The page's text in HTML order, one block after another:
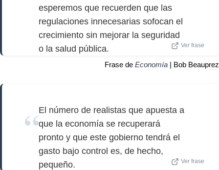
esperemos que recuerden que las
regulaciones innecesarias sofocan el
crecimiento sin mejorar la seguridad
o la salud pública.
Ver frase
Frase de Economía | Bob Beauprez
El número de realistas que apuesta a
que la economía se recuperará
pronto y que este gobierno tendrá el
gasto bajo control es, de hecho,
pequeño.
Ver frase